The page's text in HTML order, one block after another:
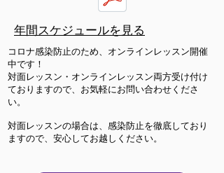
年間スケジュールを見る
コロナ感染防止のため、オンラインレッスン開催
中です！
​対面レッスン・オンラインレッスン両方受け付け
ておりますので、お気軽にお問い合わせくださ
い。
対面レッスンの場合は、感染防止を徹底しており
ますので、安心してお越しください。